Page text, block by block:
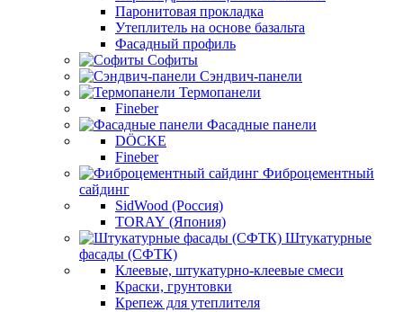
Паронитовая прокладка
Утеплитель на основе базальта
Фасадный профиль
Софиты
Сэндвич-панели
Термопанели
Fineber
Фасадные панели
DÖCKE
Fineber
Фиброцементный
сайдинг
SidWood (Россия)
TORAY (Япония)
Штукатурные
фасады (СФТК)
Клеевые, штукатурно-клеевые смеси
Краски, грунтовки
Крепеж для утеплителя